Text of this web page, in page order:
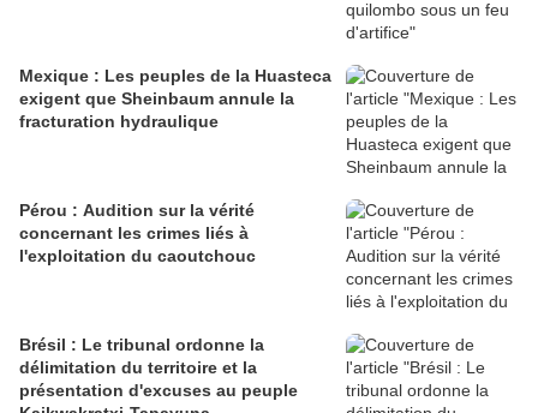
Mexique : Les peuples de la Huasteca
exigent que Sheinbaum annule la
fracturation hydraulique
Pérou : Audition sur la vérité
concernant les crimes liés à
l'exploitation du caoutchouc
Brésil : Le tribunal ordonne la
délimitation du territoire et la
présentation d'excuses au peuple